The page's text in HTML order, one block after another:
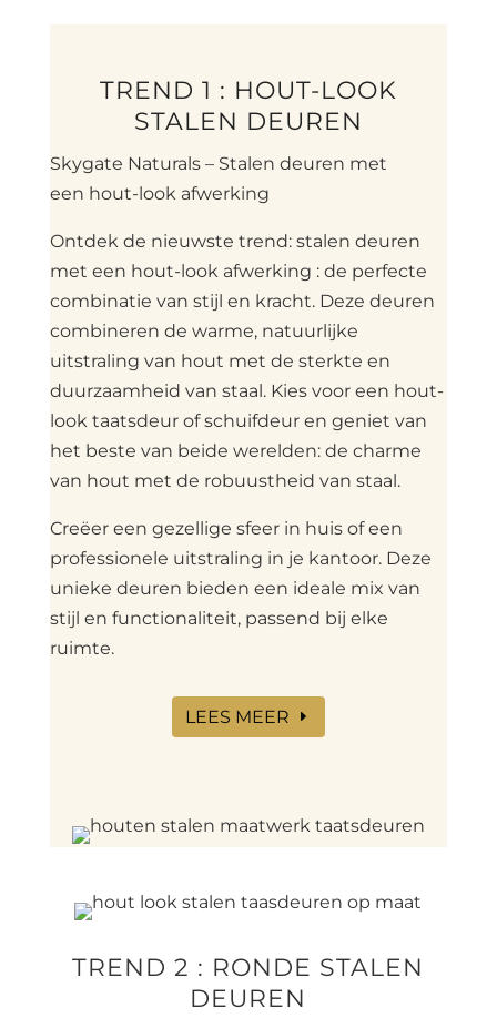
TREND 1 : HOUT-LOOK
STALEN DEUREN
Skygate Naturals – Stalen deuren met
een hout-look afwerking
Ontdek de nieuwste trend: stalen deuren
met een hout-look afwerking : de perfecte
combinatie van stijl en kracht. Deze deuren
combineren de warme, natuurlijke
uitstraling van hout met de sterkte en
duurzaamheid van staal. Kies voor een hout-
look taatsdeur of schuifdeur en geniet van
het beste van beide werelden: de charme
van hout met de robuustheid van staal.
Creëer een gezellige sfeer in huis of een
professionele uitstraling in je kantoor. Deze
unieke deuren bieden een ideale mix van
stijl en functionaliteit, passend bij elke
ruimte.
LEES MEER
TREND 2 : RONDE STALEN
DEUREN